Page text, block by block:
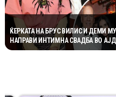
ЌЕРКАТА НА БРУС ВИЛИС И ДЕМИ
НАПРАВИ ИНТИМНА СВАДБА ВО